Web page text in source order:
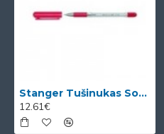
Stanger Tušinukas Softgrip 1.0 mm, raudonas, pakuotėje 50 vnt 18000300005
12.61€